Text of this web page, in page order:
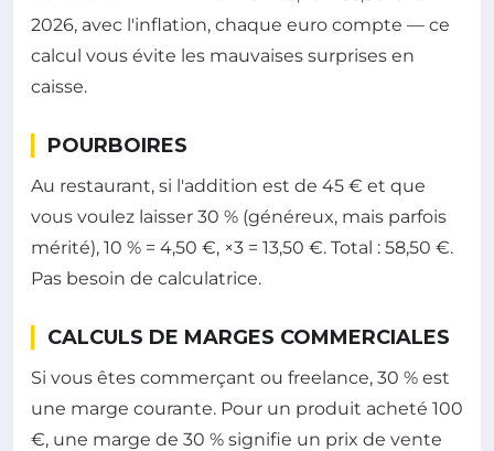
2026, avec l'inflation, chaque euro compte — ce
calcul vous évite les mauvaises surprises en
caisse.
POURBOIRES
Au restaurant, si l'addition est de 45 € et que
vous voulez laisser 30 % (généreux, mais parfois
mérité), 10 % = 4,50 €, ×3 = 13,50 €. Total : 58,50 €.
Pas besoin de calculatrice.
CALCULS DE MARGES COMMERCIALES
Si vous êtes commerçant ou freelance, 30 % est
une marge courante. Pour un produit acheté 100
€, une marge de 30 % signifie un prix de vente